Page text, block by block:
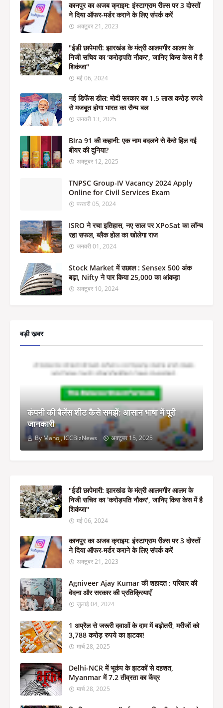
कानपुर का अजब क्राइम: इंस्टाग्राम रील्स पर 3 दोस्तों
ने दिया ऑफर-मर्डर कराने के लिए संपर्क करें
अक्टूबर 21, 2023
"ईडी छापेमारी: झारखंड के मंत्री आलमगीर आलम के
निजी सचिव का 'करोड़पति नौकर', जानिए किस केस में है
शिकंजा"
मई 06, 2024
नई डिफेंस डील: मोदी सरकार का 1.5 लाख करोड़ रुपये
से मजबूत होगा भारत का सैन्य बल
जनवरी 13, 2025
Bira 91 की कहानी: एक नाम बदलने से कैसे हिल गई
बीयर की दुनिया?
अक्टूबर 12, 2025
TNPSC Group-IV Vacancy 2024 Apply
Online for Civil Services Exam
फ़रवरी 05, 2024
ISRO ने रचा इतिहास, नए साल पर XPoSat का लॉन्च
रहा सफल, ब्लैक होल का खोलेगा राज
जनवरी 01, 2024
Stock Market में उछाल : Sensex 500 अंक
बढ़ा, Nifty ने पार किया 25,000 का आंकड़ा
अक्टूबर 10, 2024
बड़ी ख़बर
कंपनी की बैलेंस शीट कैसे समझें: आसान भाषा में पूरी
जानकारी
By Manoj, ICCBizNews अक्टूबर 15, 2025
"ईडी छापेमारी: झारखंड के मंत्री आलमगीर आलम के
निजी सचिव का 'करोड़पति नौकर', जानिए किस केस में है
शिकंजा"
मई 06, 2024
कानपुर का अजब क्राइम: इंस्टाग्राम रील्स पर 3 दोस्तों
ने दिया ऑफर-मर्डर कराने के लिए संपर्क करें
अक्टूबर 21, 2023
Agniveer Ajay Kumar की शहादत : परिवार की
वेदना और सरकार की प्रतिक्रियाएँ
जुलाई 04, 2024
1 अप्रैल से जरूरी दवाओं के दाम में बढ़ोतरी, मरीजों को
3,788 करोड़ रुपये का झटका!
मार्च 28, 2025
Delhi-NCR में भूकंप के झटकों से दहशत,
Myanmar में 7.2 तीव्रता का केंद्र
मार्च 28, 2025